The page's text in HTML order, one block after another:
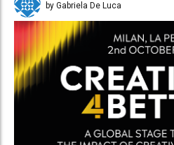
by Gabriela De Luca